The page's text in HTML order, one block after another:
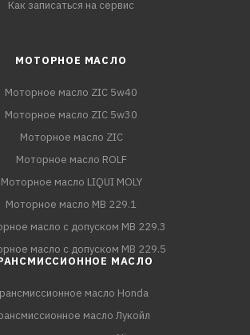
Как записаться на сервис
МОТОРНОЕ МАСЛО
Моторное масло ZIC 5w40
Моторное масло ZIC 5w30
Моторное масло ZIC
Моторное масло ROLF
Моторное масло LIQUI MOLY
Моторное масло MB 229.1
масло с допуском MB 229.3
масло с допуском MB 229.5
МАСЛО
масло Honda
масло Лукойл